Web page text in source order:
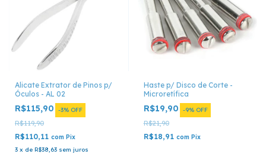
Alicate Extrator de Pinos p/
Óculos - AL 02
R$115,90 -3% OFF
R$119,90
R$110,11 com Pix
3 x de R$38,63 sem juros
Haste p/ Disco de Corte -
Microretífica
R$19,90 -9% OFF
R$21,90
R$18,91 com Pix